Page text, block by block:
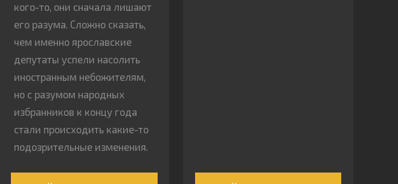
кого-то, они сначала лишают
его разума. Сложно сказать,
чем именно ярославские
депутаты успели насолить
иностранным небожителям,
но с разумом народных
избранников к концу года
стали происходить какие-то
подозрительные изменения.